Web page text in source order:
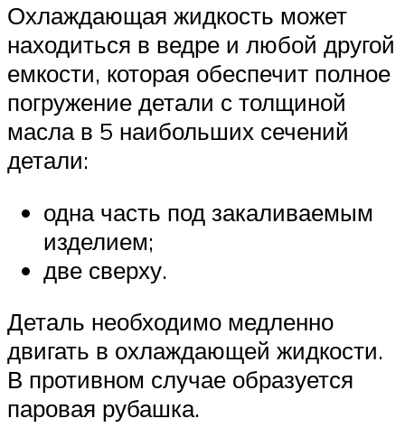
Охлаждающая жидкость может
находиться в ведре и любой другой
емкости, которая обеспечит полное
погружение детали с толщиной
масла в 5 наибольших сечений
детали:
одна часть под закаливаемым
изделием;
две сверху.
Деталь необходимо медленно
двигать в охлаждающей жидкости.
В противном случае образуется
паровая рубашка.